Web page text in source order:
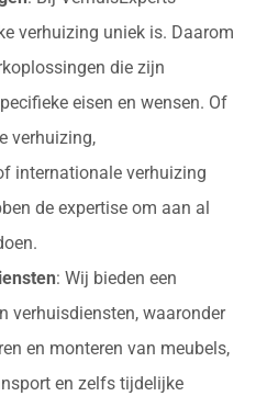
verhuizing uniek is. Daarom
die zijn
eisen en wensen. Of
verhuizing,
internationale verhuizing
de expertise om aan al
: Wij bieden een
verhuisdiensten, waaronder
en monteren van meubels,
en zelfs tijdelijke